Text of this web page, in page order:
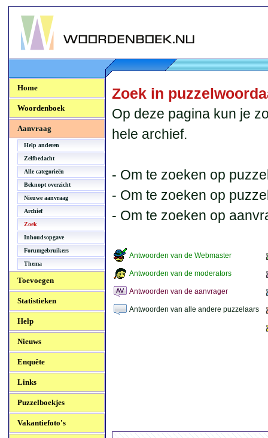
Woordenboek.NU
Home
Woordenboek
Aanvraag
Help anderen
Zelfbedacht
Alle categorieën
Beknopt overzicht
Nieuwe aanvraag
Archief
Zoek
Inhoudsopgave
Forumgebruikers
Thema
Toevoegen
Statistieken
Help
Nieuws
Enquête
Links
Puzzelboekjes
Vakantiefoto's
Zoek in
Op deze pagina kun je
hele archief.
- Om te zoeken op
- Om te zoeken op
- Om te zoeken op
Antwoorden van de Webmaster
Antwoorden van de moderators
Antwoorden van de aanvrager
Antwoorden van alle andere puzzelaars